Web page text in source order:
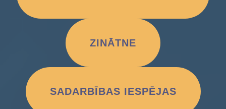
ZINĀTNE
SADARBĪBAS IESPĒJAS